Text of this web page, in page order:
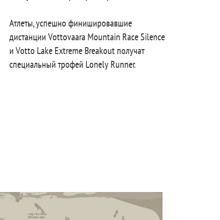
Атлеты, успешно финишировавшие
дистанции Vottovaara Mountain Race Silence
и Votto Lake Extreme Breakout получат
специальный трофей Lonely Runner.